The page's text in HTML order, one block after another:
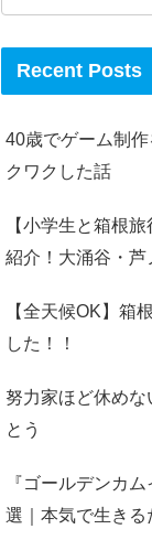
Recent Posts
40歳でゲーム制
クワクした話
【小学生と箱根
紹介！大涌谷・
【全天候OK】箱
した！！
努力家ほど休めな
とう
『ゴールデンカ
選｜本気で生きる